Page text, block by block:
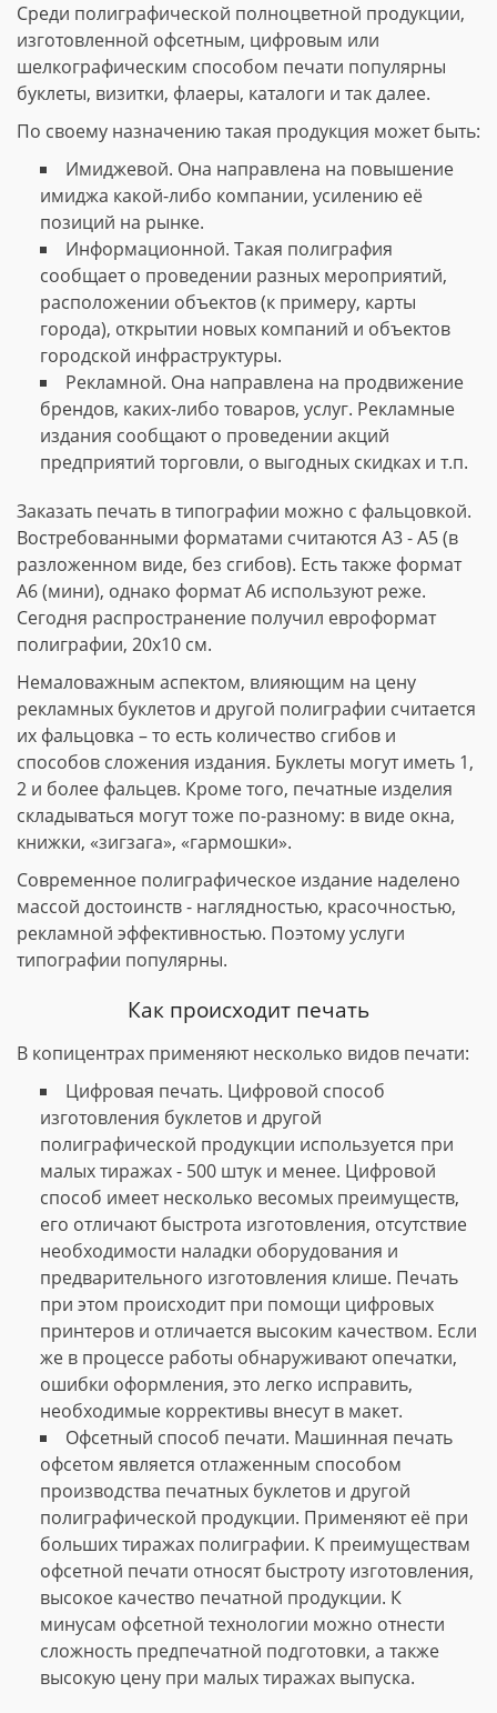
Среди полиграфической полноцветной продукции,
изготовленной офсетным, цифровым или
шелкографическим способом печати популярны
буклеты, визитки, флаеры, каталоги и так далее.
По своему назначению такая продукция может быть:
Имиджевой. Она направлена на повышение
имиджа какой-либо компании, усилению её
позиций на рынке.
Информационной. Такая полиграфия
сообщает о проведении разных мероприятий,
расположении объектов (к примеру, карты
города), открытии новых компаний и объектов
городской инфраструктуры.
Рекламной. Она направлена на продвижение
брендов, каких-либо товаров, услуг. Рекламные
издания сообщают о проведении акций
предприятий торговли, о выгодных скидках и т.п.
Заказать печать в типографии можно с фальцовкой.
Востребованными форматами считаются А3 - А5 (в
разложенном виде, без сгибов). Есть также формат
А6 (мини), однако формат А6 используют реже.
Сегодня распространение получил евроформат
полиграфии, 20х10 см.
Немаловажным аспектом, влияющим на цену
рекламных буклетов и другой полиграфии считается
их фальцовка – то есть количество сгибов и
способов сложения издания. Буклеты могут иметь 1,
2 и более фальцев. Кроме того, печатные изделия
складываться могут тоже по-разному: в виде окна,
книжки, «зигзага», «гармошки».
Современное полиграфическое издание наделено
массой достоинств - наглядностью, красочностью,
рекламной эффективностью. Поэтому услуги
типографии популярны.
Как происходит печать
В копицентрах применяют несколько видов печати:
Цифровая печать. Цифровой способ
изготовления буклетов и другой
полиграфической продукции используется при
малых тиражах - 500 штук и менее. Цифровой
способ имеет несколько весомых преимуществ,
его отличают быстрота изготовления, отсутствие
необходимости наладки оборудования и
предварительного изготовления клише. Печать
при этом происходит при помощи цифровых
принтеров и отличается высоким качеством. Если
же в процессе работы обнаруживают опечатки,
ошибки оформления, это легко исправить,
необходимые коррективы внесут в макет.
Офсетный способ печати. Машинная печать
офсетом является отлаженным способом
производства печатных буклетов и другой
полиграфической продукции. Применяют её при
больших тиражах полиграфии. К преимуществам
офсетной печати относят быстроту изготовления,
высокое качество печатной продукции. К
минусам офсетной технологии можно отнести
сложность предпечатной подготовки, а также
высокую цену при малых тиражах выпуска.